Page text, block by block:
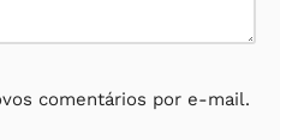
comentários por e-mail.